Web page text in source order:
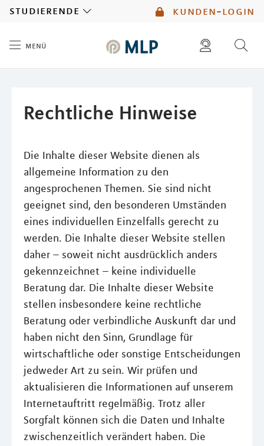
kunden-login
studierende
menü
Rechtliche Hinweise
Die Inhalte dieser Website dienen als
allgemeine Information zu den
angesprochenen Themen. Sie sind nicht
geeignet sind, den besonderen Umständen
eines individuellen Einzelfalls gerecht zu
werden. Die Inhalte dieser Website stellen
daher – soweit nicht ausdrücklich anders
gekennzeichnet – keine individuelle
Beratung dar. Die Inhalte dieser Website
stellen insbesondere keine rechtliche
Beratung oder verbindliche Auskunft dar und
haben nicht den Sinn, Grundlage für
wirtschaftliche oder sonstige Entscheidungen
jedweder Art zu sein. Wir prüfen und
aktualisieren die Informationen auf unserem
Internetauftritt regelmäßig. Trotz aller
Sorgfalt können sich die Daten und Inhalte
zwischenzeitlich verändert haben. Die